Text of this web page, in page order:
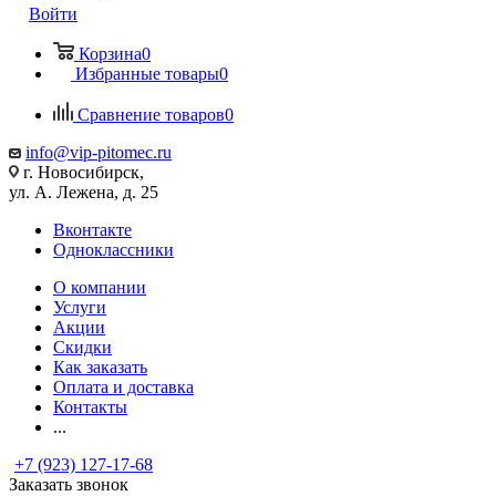
Войти
Корзина0
Избранные товары0
Сравнение товаров0
info@vip-pitomec.ru
г. Новосибирск,
ул. А. Лежена, д. 25
Вконтакте
Одноклассники
О компании
Услуги
Акции
Скидки
Как заказать
Оплата и доставка
Контакты
...
+7 (923) 127-17-68
Заказать звонок